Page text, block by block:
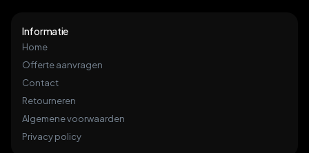
Informatie
Home
Offerte aanvragen
Contact
Retourneren
Algemene voorwaarden
Privacy policy